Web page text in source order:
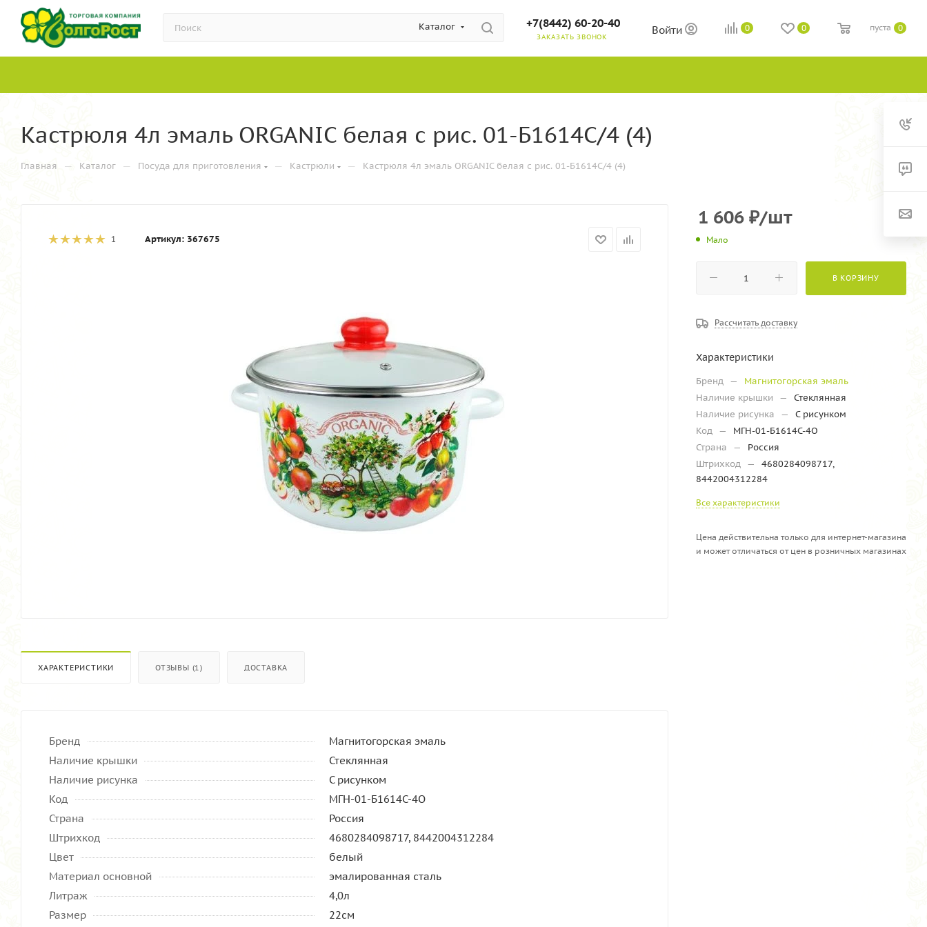
Каталог +7(8442) 60-20-40
ЗАКАЗАТЬ ЗВОНОК
Войти 0 0 0
пуста
Кастрюля 4л эмаль ORGANIC белая с рис. 01-Б1614С/4 (4)
Главная — Каталог — Посуда для приготовления — Кастрюли — Кастрюля 4л эмаль ORGANIC белая с рис. 01-Б1614С/4 (4)
1 Артикул: 367675
ХАРАКТЕРИСТИКИ ОТЗЫВЫ (1) ДОСТАВКА
Бренд
Магнитогорская эмаль
Наличие крышки
Стеклянная
Наличие рисунка
С рисунком
Код
МГН-01-Б1614С-4О
Страна
Россия
Штрихкод
4680284098717, 8442004312284
Цвет
белый
Материал основной
эмалированная сталь
Литраж
4,0л
Размер
22см
1 606 ₽/шт
Мало
В КОРЗИНУ
Рассчитать доставку
Характеристики
Бренд —
Магнитогорская эмаль
Наличие крышки
—
Стеклянная
Наличие рисунка
—
С рисунком
Код —
МГН-01-Б1614С-4О
Страна
—
Россия
Штрихкод —
4680284098717,
8442004312284
Все характеристики
Цена действительна только для интернет-магазина
и может отличаться от цен в розничных магазинах